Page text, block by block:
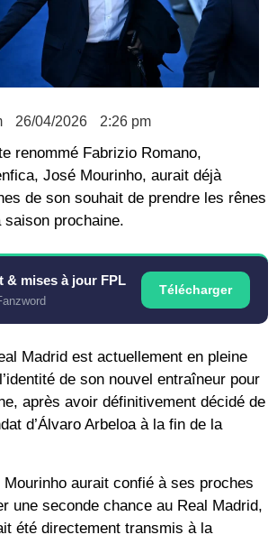
26/04/2026 2:26 pm
renommé Fabrizio Romano,
José Mourinho, aurait déjà
de son souhait de prendre les rênes
prochaine.
& mises à jour FPL
Télécharger
Madrid est actuellement en pleine
de son nouvel entraîneur pour
après avoir définitivement décidé de
d’Álvaro Arbeloa à la fin de la
Mourinho aurait confié à ses proches
une seconde chance au Real Madrid,
été directement transmis à la